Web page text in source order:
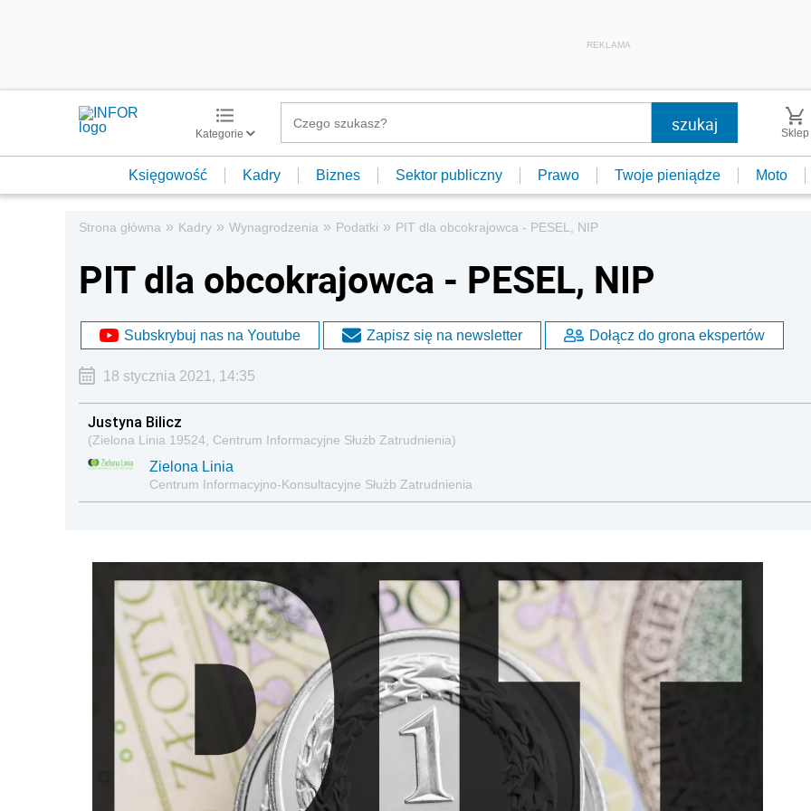
REKLAMA
Kategorie Sklep
Księgowość Kadry Biznes Sektor publiczny Prawo Twoje pieniądze Moto
Strona główna » Kadry » Wynagrodzenia » Podatki » PIT dla obcokrajowca - PESEL, NIP
PIT dla obcokrajowca - PESEL, NIP
Subskrybuj nas na Youtube Zapisz się na newsletter Dołącz do grona ekspertów
18 stycznia 2021, 14:35
Justyna Bilicz
(Zielona Linia 19524, Centrum Informacyjne Służb Zatrudnienia)
Zielona Linia
Centrum Informacyjno-Konsultacyjne Służb Zatrudnienia